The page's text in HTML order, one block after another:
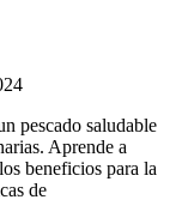
pescado saludable
Aprende a
beneficios para la
de